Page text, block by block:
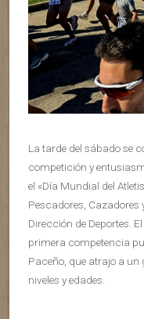
La tarde del sábado se
competición y
el «Día Mundial del
Pescadores, Cazadores
Dirección de Deportes.
primera competencia
Paceño, que atrajo a un
niveles y edades.